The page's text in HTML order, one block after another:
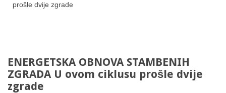
prošle dvije zgrade
ENERGETSKA OBNOVA STAMBENIH
ZGRADA U ovom ciklusu prošle dvije
zgrade